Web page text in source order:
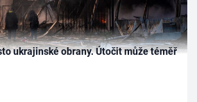
ukrajinské obrany. Útočit může téměř